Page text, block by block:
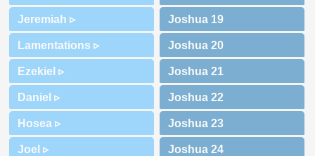
Jeremiah ▹
Lamentations ▹
Ezekiel ▹
Daniel ▹
Hosea ▹
Joel ▹